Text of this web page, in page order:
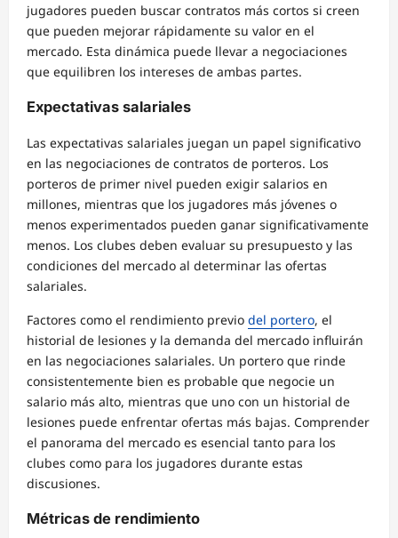
jugadores pueden buscar contratos más cortos si creen
que pueden mejorar rápidamente su valor en el
mercado. Esta dinámica puede llevar a negociaciones
que equilibren los intereses de ambas partes.
Expectativas salariales
Las expectativas salariales juegan un papel significativo
en las negociaciones de contratos de porteros. Los
porteros de primer nivel pueden exigir salarios en
millones, mientras que los jugadores más jóvenes o
menos experimentados pueden ganar significativamente
menos. Los clubes deben evaluar su presupuesto y las
condiciones del mercado al determinar las ofertas
salariales.
Factores como el rendimiento previo del portero, el
historial de lesiones y la demanda del mercado influirán
en las negociaciones salariales. Un portero que rinde
consistentemente bien es probable que negocie un
salario más alto, mientras que uno con un historial de
lesiones puede enfrentar ofertas más bajas. Comprender
el panorama del mercado es esencial tanto para los
clubes como para los jugadores durante estas
discusiones.
Métricas de rendimiento